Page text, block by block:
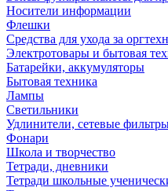
Носители информации
Флешки
Средства для ухода за
Электротовары и бытовая
Батарейки, аккумуляторы
Бытовая техника
Лампы
Светильники
Удлинители, сетевые
Фонари
Школа и творчество
Тетради, дневники
Тетради школьные